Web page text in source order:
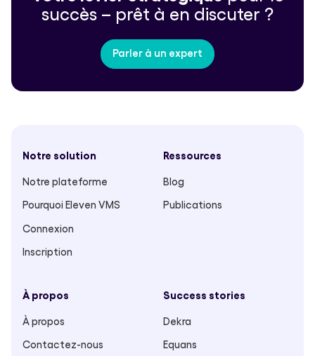
succès – prêt à en discuter ?
Parler à un expert
Notre solution
Notre plateforme
Pourquoi Eleven VMS
Connexion
Inscription
Ressources
Blog
Publications
À propos
À propos
Contactez-nous
Success stories
Dekra
Equans